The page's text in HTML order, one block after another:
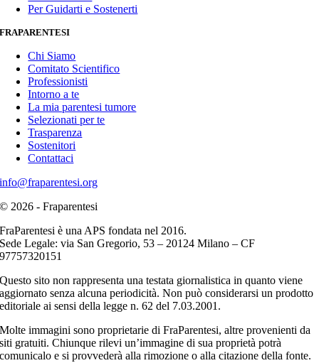
Per Guidarti e Sostenerti
FRAPARENTESI
Chi Siamo
Comitato Scientifico
Professionisti
Intorno a te
La mia parentesi tumore
Selezionati per te
Trasparenza
Sostenitori
Contattaci
info@fraparentesi.org
© 2026 - Fraparentesi
FraParentesi è una APS fondata nel 2016.
Sede Legale: via San Gregorio, 53 – 20124 Milano – CF
97757320151
Questo sito non rappresenta una testata giornalistica in quanto viene
aggiornato senza alcuna periodicità. Non può considerarsi un prodotto
editoriale ai sensi della legge n. 62 del 7.03.2001.
Molte immagini sono proprietarie di FraParentesi, altre provenienti da
siti gratuiti. Chiunque rilevi un’immagine di sua proprietà potrà
comunicalo e si provvederà alla rimozione o alla citazione della fonte.